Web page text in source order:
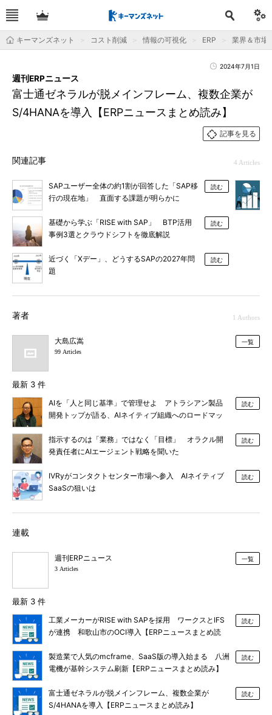
キーマンズネット コスト削減 情報の可視化 ERP 業界＆市場
2024年7月1日
富士通ゼネラルが脱メインフレーム、複数企業が
S/4HANAを導入【ERPニュースまとめ読み】
週刊ERPニュース
記事を見る
関連記事 4 Articles
SAPユーザー全体の約1割が回答した「SAP移
行の現在地」 直面する課題が明らかに
読む
基礎から学ぶ「RISE with SAP」 BTP活用
事例3選とクラウドシフトを徹底解説
読む
近づく「Xデー」、どうするSAPの2027年問
題
読む
著者 1 Authors
大島広嵩
99 Articles
一覧
最新 3 件
AIを「人と同じ基準」で管理せよ アトラシアン製品
開発トップが語る、AIネイティブ組織へのロードマッ
読む
指示するのは「業務」ではなく「目標」 オラクル開
発責任者にAIエージェント戦略を聞いた
読む
IVRyがコンタクトセンター市場へ参入 AIネイティブ
SaaSの狙いは
読む
連載
週刊ERPニュース
3 Articles
一覧
最新 3 件
工業メーカーがRISE with SAPを採用 ワークスとIFS
が連携 和歌山市のOCI導入【ERPニュースまとめ読
読む
製造業で人気のmcframe、SaaS版の導入始まる 八洲
電機が基幹システム刷新【ERPニュースまとめ読み】
読む
富士通ゼネラルが脱メインフレーム、複数企業が
S/4HANAを導入【ERPニュースまとめ読み】
読む